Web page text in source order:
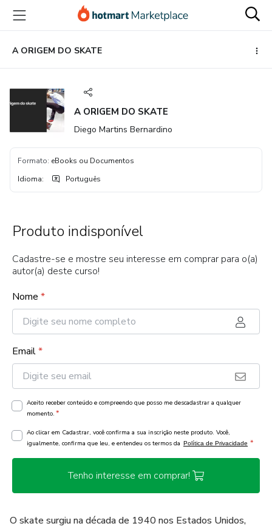
para
conteúdo
principal
para
pagamento
para
rodapé
A ORIGEM DO SKATE
A ORIGEM DO SKATE
Diego Martins Bernardino
Formato: eBooks ou Documentos
Idioma: Português
Produto indisponível
Cadastre-se e mostre seu interesse em comprar para o(a)
autor(a) deste curso!
Nome *
Email*
Aceito receber conteúdo e compreendo que posso me descadastrar a qualquer
momento. *
Ao clicar em Cadastrar, você confirma a sua inscrição neste produto. Você,
igualmente, confirma que leu, e entendeu os termos da Política de Privacidade *
Tenho interesse em comprar!
O skate surgiu na década de 1940 nos Estados Unidos,